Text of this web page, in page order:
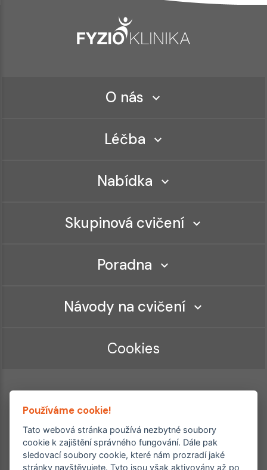
O nás
Léčba
Nabídka
Skupinová cvičení
Poradna
Návody na cvičení
Cookies
Ordinace roku
Rehabilitační ordinace
Používáme cookie!
Tato webová stránka používá nezbytné soubory
cookie k zajištění správného fungování. Dále pak
sledovací soubory cookie, které nám prozradí jaké
stránky navštěvujete. Tyto jsou však aktivovány až po